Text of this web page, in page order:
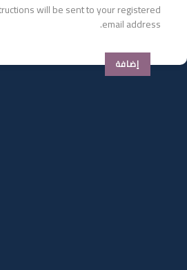
will be sent to your registered
email address.